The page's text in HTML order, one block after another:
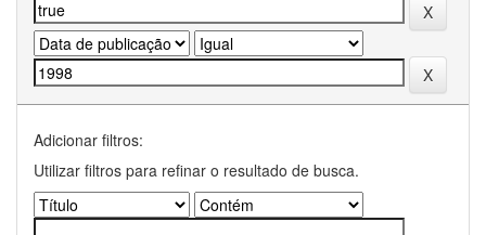
Adicionar filtros:
Utilizar filtros para refinar o resultado de busca.